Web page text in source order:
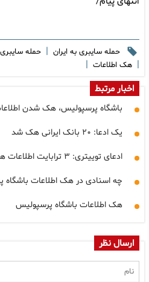
حمله سایبری به ایران | حمله سایبری
| هک اطلاعات |
اخبار مرتبط
باشگاه پرسپولیس، هک شدن
یک ادعا: ۲۰ بانک ایرانی هک شد
ادعای توییتری: ۳ ترابایت اطلاعات هک شده اسنپ فود فروخته شد
چه اسنادی در هک اطلاعات
هک اطلاعات باشگاه پرسپولیس
ارسال نظر